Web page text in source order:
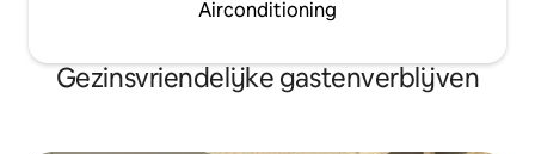
Airconditioning
Gezinsvriendelijke gastenverblijven